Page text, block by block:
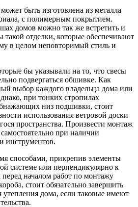
быть изготовлена из металла
с полимерным покрытием.
домов можно так же встретить и
такой отделки, которые обеспечивают
в целом неповторимый стиль и
бы указывали на то, что свесы
подвергаться обшивке. Как
выбор каждого владельца дома или
при тонких стропилах
низ подшивки, стоит
использования ветровой доски
пространства. Произвести монтаж
при наличии
инструментов.
способами, прикрепив элементы
системе или перпендикулярно к
началом работ по монтажу
стоит обязательно завершить
утепления дома, если таковые имеют